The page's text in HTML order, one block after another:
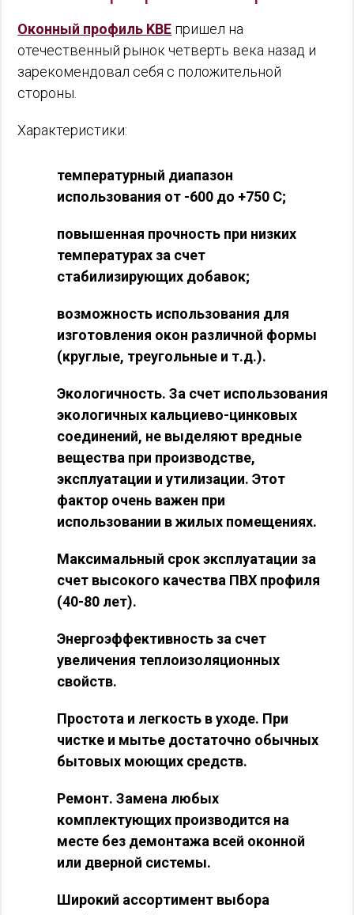
Оконный профиль KBE пришел на
отечественный рынок четверть века назад и
зарекомендовал себя с положительной
стороны.
Характеристики:
температурный диапазон
использования от -600 до +750 С;
повышенная прочность при низких
температурах за счет
стабилизирующих добавок;
возможность использования для
изготовления окон различной формы
(круглые, треугольные и т.д.).
Экологичность. За счет использования
экологичных кальциево-цинковых
соединений, не выделяют вредные
вещества при производстве,
эксплуатации и утилизации. Этот
фактор очень важен при
использовании в жилых помещениях.
Максимальный срок эксплуатации за
счет высокого качества ПВХ профиля
(40-80 лет).
Энергоэффективность за счет
увеличения теплоизоляционных
свойств.
Простота и легкость в уходе. При
чистке и мытье достаточно обычных
бытовых моющих средств.
Ремонт. Замена любых
комплектующих производится на
месте без демонтажа всей оконной
или дверной системы.
Широкий ассортимент выбора